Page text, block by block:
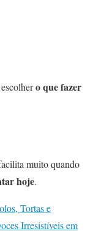
o que fazer
muito quando
hoje.
Tortas e
Irresistíveis em